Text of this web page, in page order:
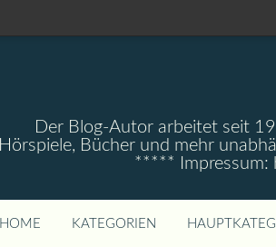
Der Blog-Autor arbeitet seit
Hörspiele, Bücher und mehr
***** Impressum:
HOME KATEGORIEN